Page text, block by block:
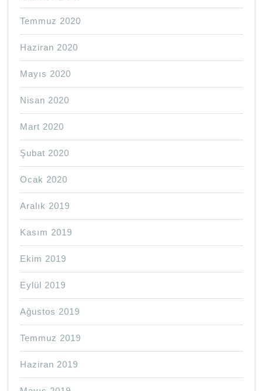
Temmuz 2020
Haziran 2020
Mayıs 2020
Nisan 2020
Mart 2020
Şubat 2020
Ocak 2020
Aralık 2019
Kasım 2019
Ekim 2019
Eylül 2019
Ağustos 2019
Temmuz 2019
Haziran 2019